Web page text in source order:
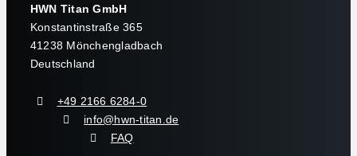
HWN Titan GmbH
Konstantinstraße 365
41238 Mönchengladbach
Deutschland
+49 2166 6284-0
info@hwn-titan.de
FAQ